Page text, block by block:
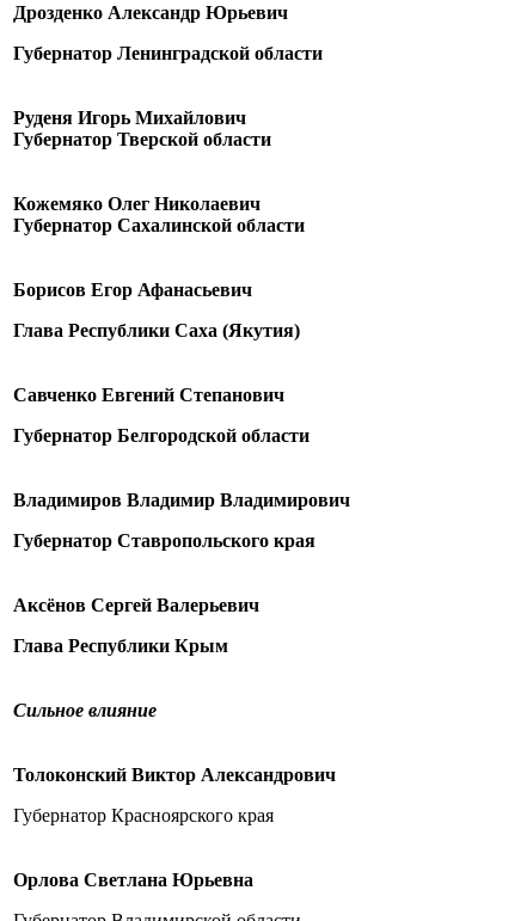
Дрозденко Александр Юрьевич
Губернатор Ленинградской области
Руденя Игорь Михайлович
Губернатор Тверской области
Кожемяко Олег Николаевич
Губернатор Сахалинской области
Борисов Егор Афанасьевич
Глава Республики Саха (Якутия)
Савченко Евгений Степанович
Губернатор Белгородской области
Владимиров Владимир Владимирович
Губернатор Ставропольского края
Аксёнов Сергей Валерьевич
Глава Республики Крым
Сильное влияние
Толоконский Виктор Александрович
Губернатор Красноярского края
Орлова Светлана Юрьевна